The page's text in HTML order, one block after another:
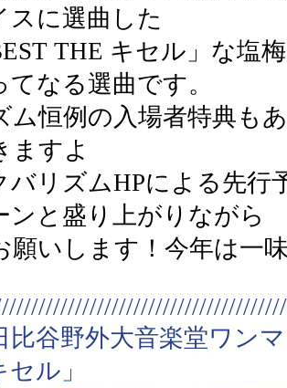
スに選曲した
THE キセル」な塩
てなる選曲です。
ム恒例の入場者特典も
ますよ
バリズムHPによる先行
ンと盛り上がりながら
願いします！今年は一
谷野外大音楽堂ワン
セル」